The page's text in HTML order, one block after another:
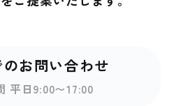
お問い合わせ
平日9:00〜17:00